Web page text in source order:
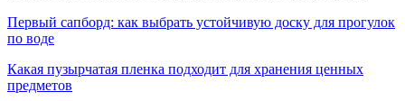
Первый сапборд: как выбрать устойчивую доску для прогулок
по воде
Какая пузырчатая пленка подходит для хранения ценных
предметов